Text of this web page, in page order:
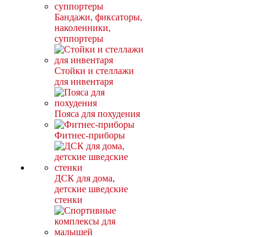
Бандажи, фиксаторы,
наколенники,
суппортеры
Стойки и стеллажи
для инвентаря
Пояса для похудения
Фитнес-приборы
ДСК для дома,
детские шведские
стенки